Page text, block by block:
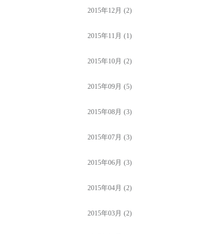
2015年12月 (2)
2015年11月 (1)
2015年10月 (2)
2015年09月 (5)
2015年08月 (3)
2015年07月 (3)
2015年06月 (3)
2015年04月 (2)
2015年03月 (2)